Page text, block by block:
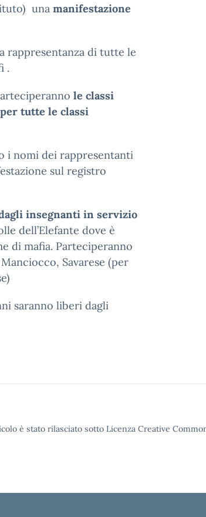
una manifestazione
rappresentanza di tutte le
.
le classi
tutte le classi
i nomi dei rappresentanti
sul registro
insegnanti in servizio
dell’Elefante dove è
di mafia. Parteciperanno
Savarese (per
saranno liberi dagli
è stato rilasciato sotto Licenza Creative